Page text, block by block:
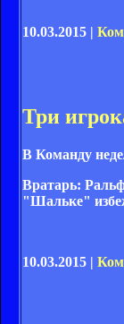
10.03.2015 |
Три
В Команду
Вратарь:
"Шальке"
10.03.2015 |